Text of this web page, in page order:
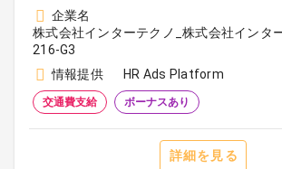
企業名
株式会社インターテクノ_株式会社インタ
216-G3
情報提供
HR Ads Platform
交通費支給 ボーナスあり
詳細を見る